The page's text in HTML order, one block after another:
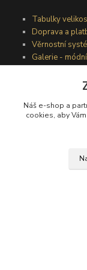
Tabulky
Doprava a
Věrnostní
Galerie -
Podmínky užití
Obchodní
Náš e-shop a
cookies, aby